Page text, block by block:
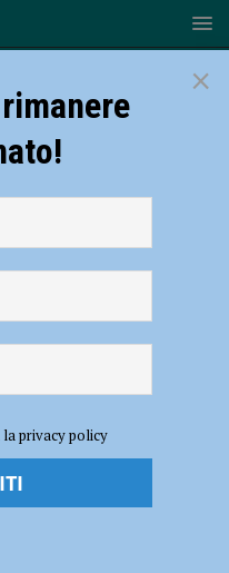
di Fiorenzuola, grave
Emilia
×
la privacy policy